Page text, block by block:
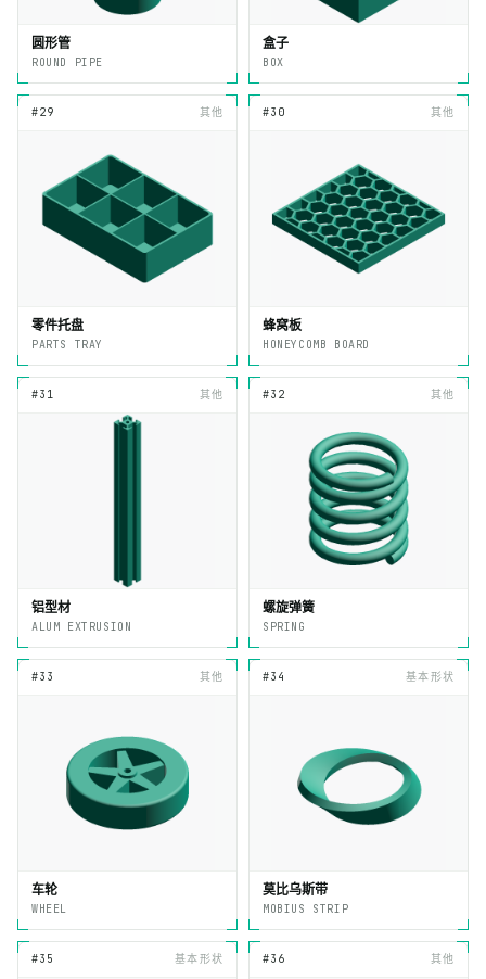
圆形管
ROUND PIPE
盒子
BOX
#29 其他
零件托盘
PARTS TRAY
#30 其他
蜂窝板
HONEYCOMB BOARD
#31 其他
铝型材
ALUM EXTRUSION
#32 其他
螺旋弹簧
SPRING
#33 其他
车轮
WHEEL
#34 基本形状
莫比乌斯带
MOBIUS STRIP
#35 基本形状 #36 其他